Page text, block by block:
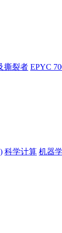
撕裂者 EPYC
科学计算 机器